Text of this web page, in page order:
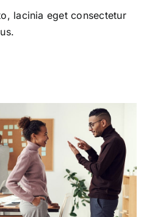
lacinia eget consectetur